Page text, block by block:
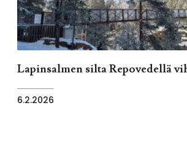
Lapinsalmen silta Repovedellä
6.2.2026